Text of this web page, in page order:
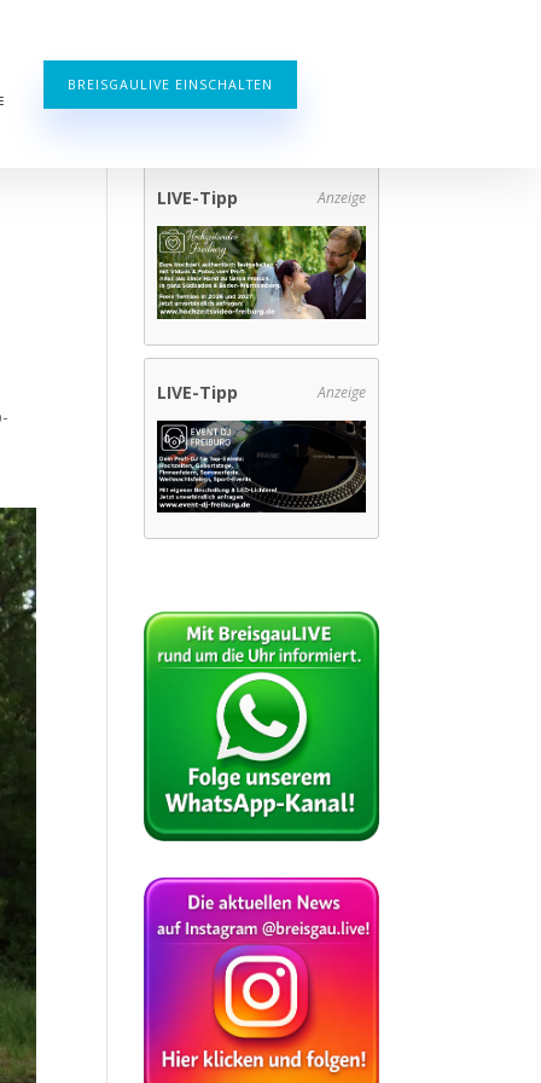
BREISGAULIVE EINSCHALTEN
LIVE-Tipp Anzeige
LIVE-Tipp Anzeige